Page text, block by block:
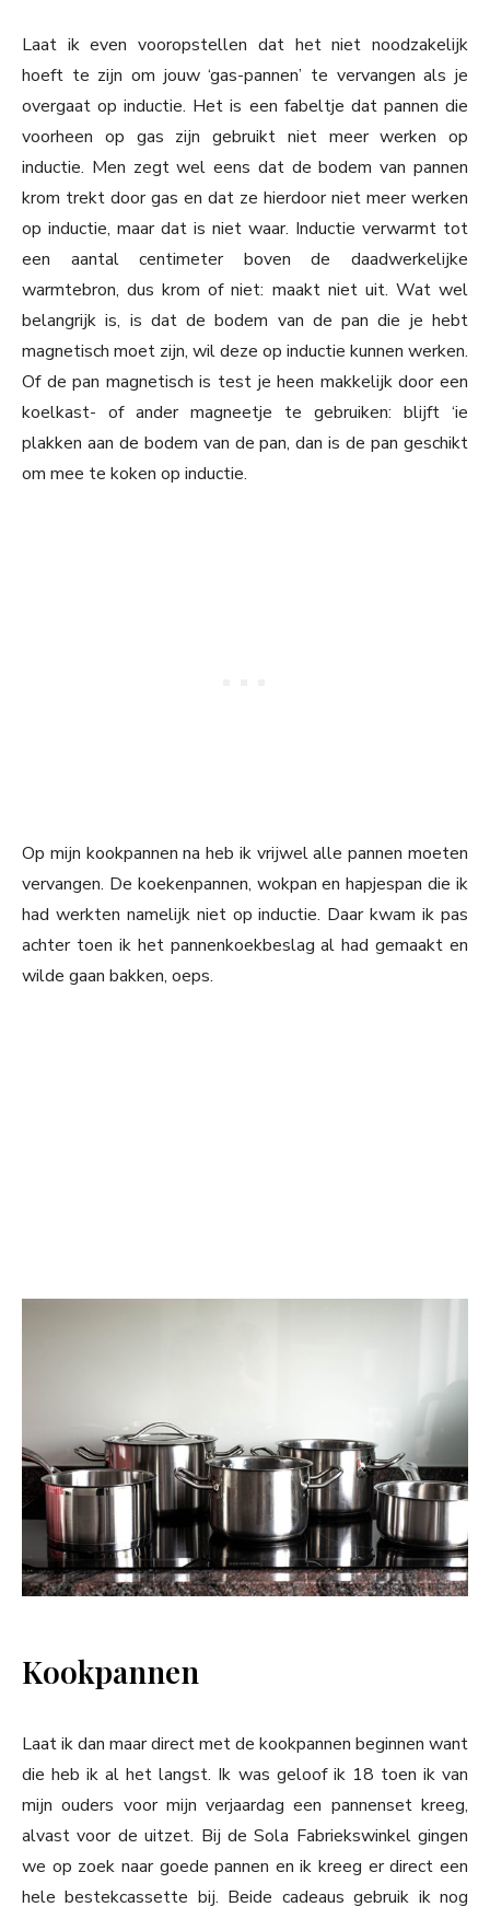
Laat ik even vooropstellen dat het niet noodzakelijk
hoeft te zijn om jouw ‘gas-pannen’ te vervangen als je
overgaat op inductie. Het is een fabeltje dat pannen die
voorheen op gas zijn gebruikt niet meer werken op
inductie. Men zegt wel eens dat de bodem van pannen
krom trekt door gas en dat ze hierdoor niet meer werken
op inductie, maar dat is niet waar. Inductie verwarmt tot
een aantal centimeter boven de daadwerkelijke
warmtebron, dus krom of niet: maakt niet uit. Wat wel
belangrijk is, is dat de bodem van de pan die je hebt
magnetisch moet zijn, wil deze op inductie kunnen werken.
Of de pan magnetisch is test je heen makkelijk door een
koelkast- of ander magneetje te gebruiken: blijft ‘ie
plakken aan de bodem van de pan, dan is de pan geschikt
om mee te koken op inductie.
Op mijn kookpannen na heb ik vrijwel alle pannen moeten
vervangen. De koekenpannen, wokpan en hapjespan die ik
had werkten namelijk niet op inductie. Daar kwam ik pas
achter toen ik het pannenkoekbeslag al had gemaakt en
wilde gaan bakken, oeps.
Kookpannen
Laat ik dan maar direct met de kookpannen beginnen want
die heb ik al het langst. Ik was geloof ik 18 toen ik van
mijn ouders voor mijn verjaardag een pannenset kreeg,
alvast voor de uitzet. Bij de Sola Fabriekswinkel gingen
we op zoek naar goede pannen en ik kreeg er direct een
hele bestekcassette bij. Beide cadeaus gebruik ik nog